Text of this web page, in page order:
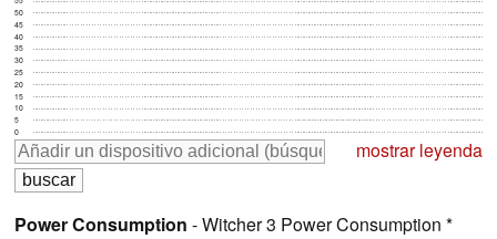
0
5
10
15
20
25
30
35
40
45
50
mostrar leyenda
Power Consumption - Witcher 3 Power Consumption *